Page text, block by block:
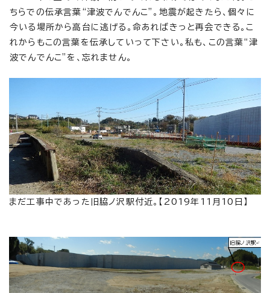
ちらでの伝承言葉“津波でんでんこ”。地震が起きたら、個々に
今いる場所から高台に逃げる。命あればきっと再会できる。こ
れからもこの言葉を伝承していって下さい。私も、この言葉“津
波でんでんこ”を、忘れません。
まだ工事中であった旧脇ノ沢駅付近。【2019年11月10日】